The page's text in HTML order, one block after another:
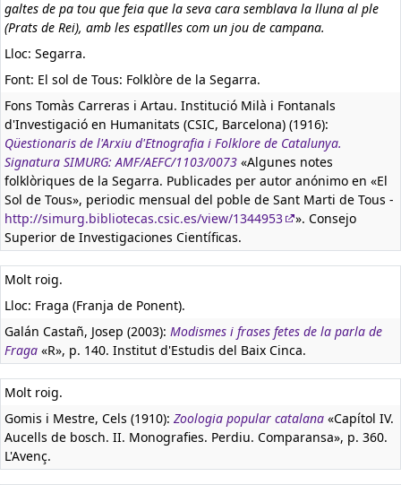
galtes de pa tou que feia que la seva cara semblava la lluna al ple
(Prats de Rei), amb les espatlles com un jou de campana.
Lloc: Segarra.
Font: El sol de Tous: Folklòre de la Segarra.
Fons Tomàs Carreras i Artau. Institució Milà i Fontanals
d'Investigació en Humanitats (CSIC, Barcelona) (1916):
Qüestionaris de l'Arxiu d'Etnografia i Folklore de Catalunya.
Signatura SIMURG: AMF/AEFC/1103/0073 «Algunes notes
folklòriques de la Segarra. Publicades per autor anónimo en «El
Sol de Tous», periodic mensual del poble de Sant Marti de Tous -
http://simurg.bibliotecas.csic.es/view/1344953
». Consejo
Superior de Investigaciones Científicas.
Molt roig.
Lloc: Fraga (Franja de Ponent).
Galán Castañ, Josep (2003): Modismes i frases fetes de la parla de
Fraga «R», p. 140. Institut d'Estudis del Baix Cinca.
Molt roig.
Gomis i Mestre, Cels (1910): Zoologia popular catalana «Capítol IV.
Aucells de bosch. II. Monografies. Perdiu. Comparansa», p. 360.
L'Avenç.